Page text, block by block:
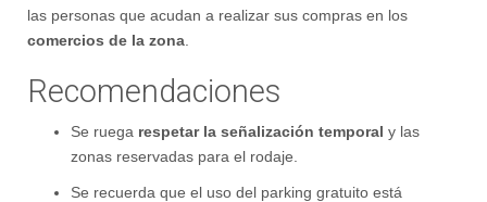
las personas que acudan a realizar sus compras en los
comercios de la zona
Recomendaciones
Se ruega respetar la señalización temporal y las
zonas reservadas para el rodaje.
Se recuerda que el uso del parking gratuito está